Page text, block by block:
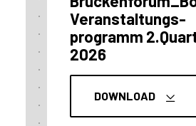
Veranstaltungs­
programm
2026
DOWNLOAD